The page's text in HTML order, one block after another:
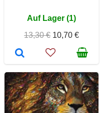
Auf Lager (1)
13,30 € 10,70 €